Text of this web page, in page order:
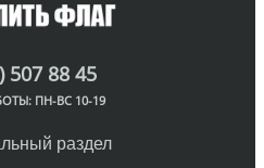
507 88 45
ПН-ВС 10-19
раздел